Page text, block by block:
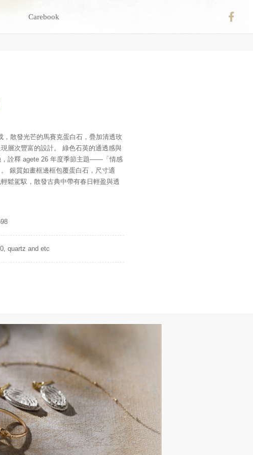
Carebook
，散發光芒的馬賽克蛋白石，疊加清透玫
層次豐富的設計。 綠色石英的通透感與
，詮釋 agete 26 年度季節主題——「情感
銀質如畫框邊框包覆蛋白石，尺寸適
鬆駕馭，散發古典中帶有春日輕盈與透
quartz and etc